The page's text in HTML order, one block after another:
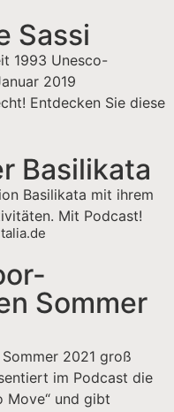
Sassi
1993 Unesco-
2019
Entdecken Sie diese
Basilikata
Basilikata mit ihrem
Mit Podcast!
Sommer
2021 groß
im Podcast die
Move“ und gibt